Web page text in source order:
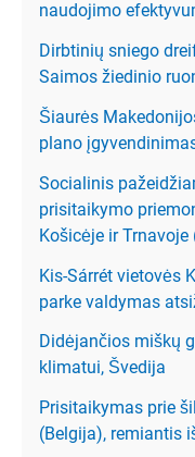
naudojimo
Dirbtinių sniego
Saimos žiedinio
Šiaurės
plano
Socialinis
prisitaikymo
Košicėje ir Trnavoje
Kis-Sárrét vietovės
parke valdymas
Didėjančios miškų
klimatui, Švedija
Prisitaikymas prie
(Belgija), remiantis